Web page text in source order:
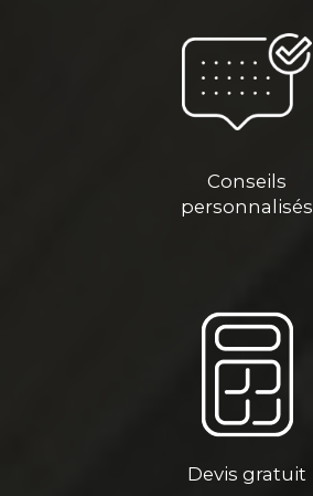
Conseils
personnalisés
Devis gratuit